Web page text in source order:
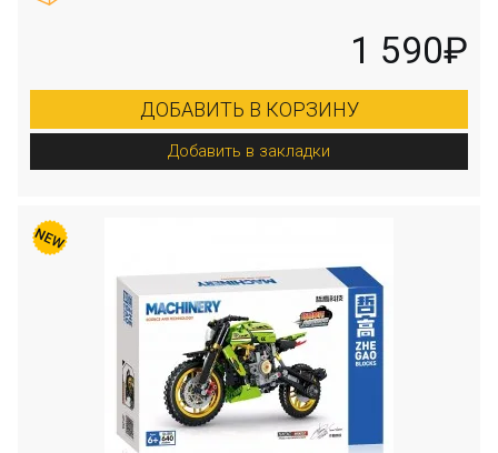
1 590₽
ДОБАВИТЬ В КОРЗИНУ
Добавить в закладки